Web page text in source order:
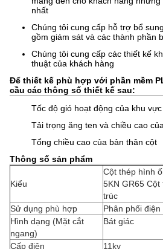
nhất
Chúng tôi cung cấp hỗ trợ bổ
gồm giám sát và các thành phần
Chúng tôi cung cấp các thiết kế
thuật của khách hàng
Để thiết kế phù hợp với phần mềm
cầu các thông số thiết kế sau:
Tốc độ gió hoạt động của khu
Tải trọng ăng ten và chiều cao
Tổng chiều cao của bản thân cột
Thông số sản phẩm
Kiểu
Cột thép hình
5KN GR65
trúc
Sử dụng phù hợp
Phân phối điện
Hình dạng (Mặt cắt
ngang)
Bát giác
Cấp điện
11kv